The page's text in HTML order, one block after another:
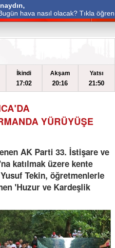
hava nasıl olacak? Tıkla öğren
İkindi
17:02
Akşam
20:16
Yatsı
21:50
YÜRÜYÜŞE
AK Parti 33. İstişare ve
katılmak üzere kente
Tekin, öğretmenlerle
'Huzur ve Kardeşlik